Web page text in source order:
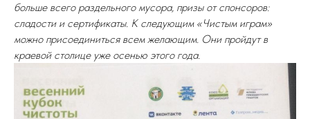
больше всего раздельного мусора, призы от спонсоров:
сладости и сертификаты. К следующим «Чистым играм»
можно присоединиться всем желающим. Они пройдут в
краевой столице уже осенью этого года.